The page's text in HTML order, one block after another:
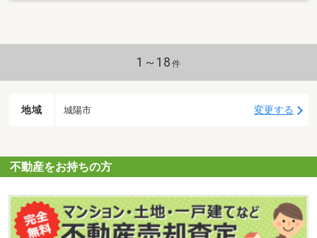
1～18 件
地域 城陽市 変更する
不動産をお持ちの方